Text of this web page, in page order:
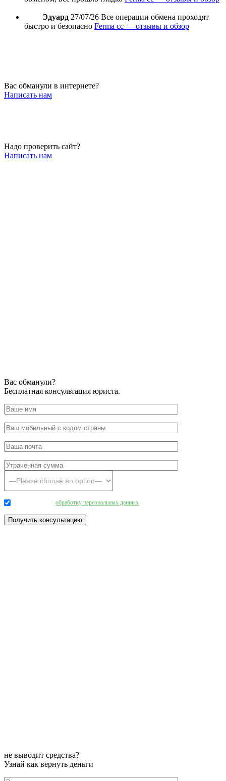
Эдуард 27/07/26 Все операции обмена проходят
быстро и безопасно Ferma cc — отзывы и обзор
Вас обманули в интернете?
Написать нам
Надо проверить сайт?
Написать нам
Вас обманули?
Бесплатная консультация юриста.
обработку персональных данных
не выводит средства?
Узнай как вернуть деньги